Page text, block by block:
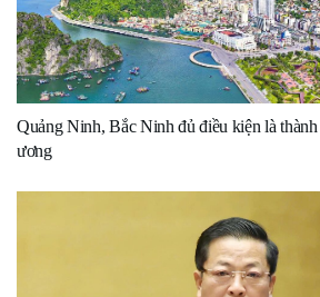
Quảng Ninh, Bắc Ninh đủ điều kiện là
ương